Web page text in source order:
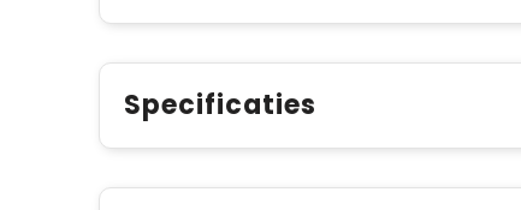
Specificaties